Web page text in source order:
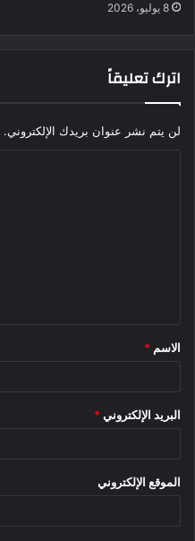
8 يوليو، 2026
اترك تعليقاً
لن يتم نشر عنوان بريدك الإلكتروني.
*
الاسم *
البريد الإلكتروني *
الموقع الإلكتروني